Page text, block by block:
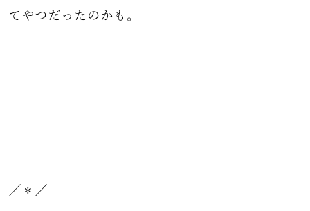
てやつだったのかも。
／＊／